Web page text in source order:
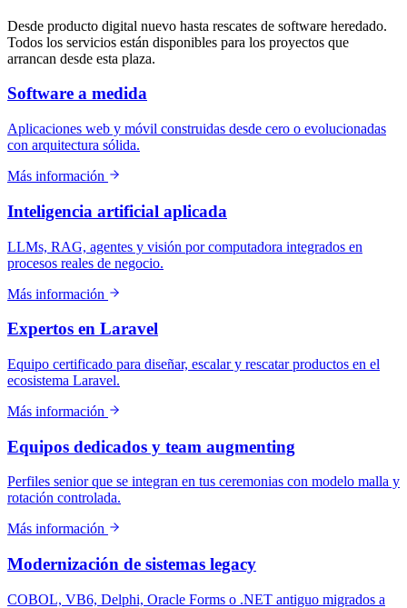
Desde producto digital nuevo hasta rescates de software heredado.
Todos los servicios están disponibles para los proyectos que
arrancan desde esta plaza.
Software a medida
Aplicaciones web y móvil construidas desde cero o evolucionadas
con arquitectura sólida.
Más información
Inteligencia artificial aplicada
LLMs, RAG, agentes y visión por computadora integrados en
procesos reales de negocio.
Más información
Expertos en Laravel
Equipo certificado para diseñar, escalar y rescatar productos en el
ecosistema Laravel.
Más información
Equipos dedicados y team augmenting
Perfiles senior que se integran en tus ceremonias con modelo malla y
rotación controlada.
Más información
Modernización de sistemas legacy
COBOL, VB6, Delphi, Oracle Forms o .NET antiguo migrados a